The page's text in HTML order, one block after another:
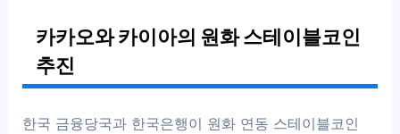
카카오와 카이아의 원화 스테이블코인
추진
한국 금융당국과 한국은행이 원화 연동 스테이블코인